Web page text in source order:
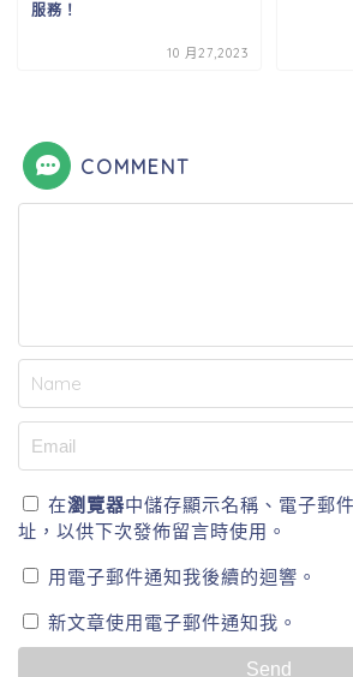
服務！
10 月27,2023
COMMENT
在瀏覽器中儲存顯示名稱、電子郵
址，以供下次發佈留言時使用。
用電子郵件通知我後續的迴響。
新文章使用電子郵件通知我。